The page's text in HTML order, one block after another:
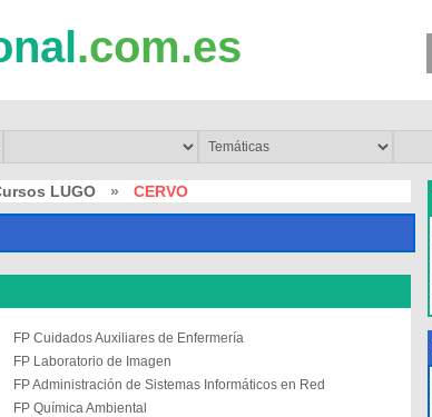
.com.es
LUGO » CERVO
FP Cuidados Auxiliares de Enfermería
FP Laboratorio de Imagen
FP Administración de Sistemas Informáticos en Red
FP Química Ambiental